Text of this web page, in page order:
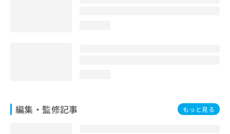
編集・監修記事 もっと見る